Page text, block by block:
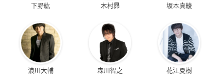
下野紘 木村昴 坂本真綾
浪川大輔 森川智之 花江夏樹